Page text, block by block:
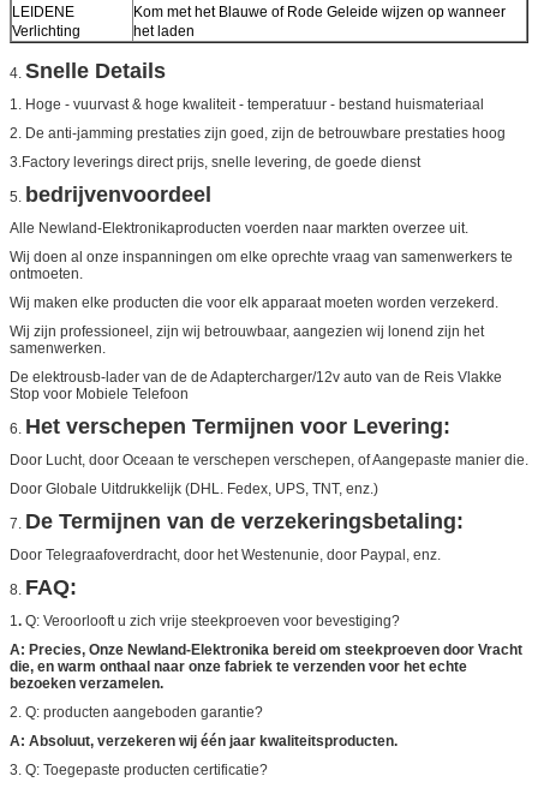
LEIDENE
Verlichting
Kom met het Blauwe of Rode Geleide wijzen op wanneer
het laden
4. Snelle Details
1. Hoge - vuurvast & hoge kwaliteit - temperatuur - bestand huismateriaal
2. De anti-jamming prestaties zijn goed, zijn de betrouwbare prestaties hoog
3.Factory leverings direct prijs, snelle levering, de goede dienst
5. bedrijvenvoordeel
Alle Newland-Elektronikaproducten voerden naar markten overzee uit.
Wij doen al onze inspanningen om elke oprechte vraag van samenwerkers te
ontmoeten.
Wij maken elke producten die voor elk apparaat moeten worden verzekerd.
Wij zijn professioneel, zijn wij betrouwbaar, aangezien wij lonend zijn het
samenwerken.
De elektrousb-lader van de de Adaptercharger/12v auto van de Reis Vlakke
Stop voor Mobiele Telefoon
6. Het verschepen Termijnen voor Levering:
Door Lucht, door Oceaan te verschepen verschepen, of Aangepaste manier die.
Door Globale Uitdrukkelijk (DHL. Fedex, UPS, TNT, enz.)
7. De Termijnen van de verzekeringsbetaling:
Door Telegraafoverdracht, door het Westenunie, door Paypal, enz.
8. FAQ:
1. Q: Veroorlooft u zich vrije steekproeven voor bevestiging?
A: Precies, Onze Newland-Elektronika bereid om steekproeven door Vracht
die, en warm onthaal naar onze fabriek te verzenden voor het echte
bezoeken verzamelen.
2. Q: producten aangeboden garantie?
A: Absoluut, verzekeren wij één jaar kwaliteitsproducten.
3. Q: Toegepaste producten certificatie?